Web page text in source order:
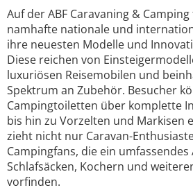
Auf der ABF Caravaning &
namhafte nationale und
ihre neuesten Modelle und
Diese reichen von
luxuriösen Reisemobilen und
Spektrum an Zubehör. Besucher
Campingtoiletten über komplette
bis hin zu Vorzelten und Markisen
zieht nicht nur Caravan-
Campingfans, die ein
Schlafsäcken, Kochern und
vorfinden.